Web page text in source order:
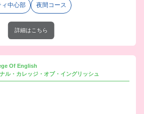
ィ中心部 夜間コース
詳細はこちら
Of English
ル・カレッジ・オブ・イングリッシュ